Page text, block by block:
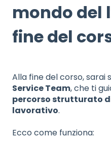
mondo del
fine del
Alla fine del corso, sarai
Service Team, che ti
percorso strutturato
lavorativo.
Ecco come funziona: